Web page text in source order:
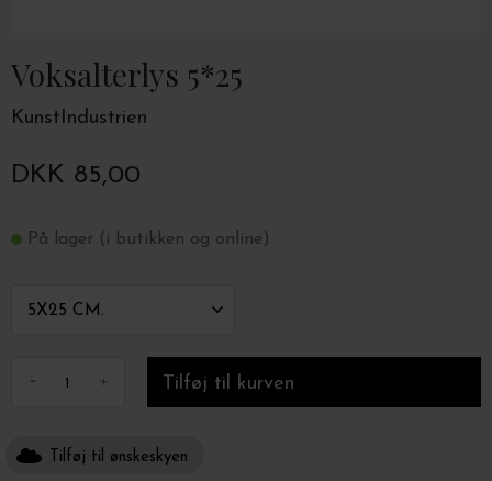
Voksalterlys 5*25
KunstIndustrien
DKK 85,00
På lager (i butikken og online)
- +
Tilføj til ønskeskyen